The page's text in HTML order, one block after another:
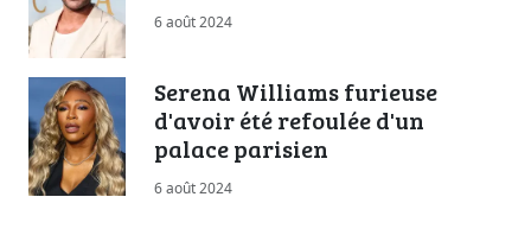
6 août 2024
Serena Williams furieuse
d'avoir été refoulée d'un
palace parisien
6 août 2024